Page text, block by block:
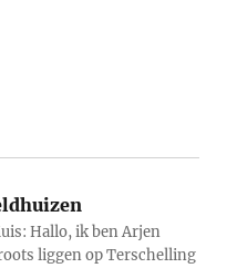
Hallo, ik ben Arjen
liggen op Terschelling